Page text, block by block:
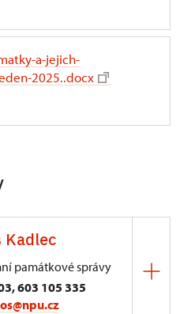
a-jejich-
2025..docx
Kadlec
památkové správy
603 105 335